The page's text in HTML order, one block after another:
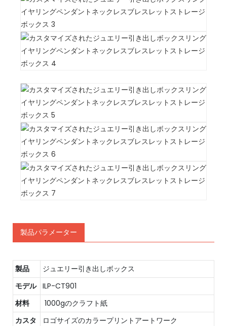
製品パラメーター
製品
ジュエリー引き出しボックス
モデル ILP-CT901
材料
1000gのクラフト紙
カスタ
ロゴサイズのカラープリントアートワーク